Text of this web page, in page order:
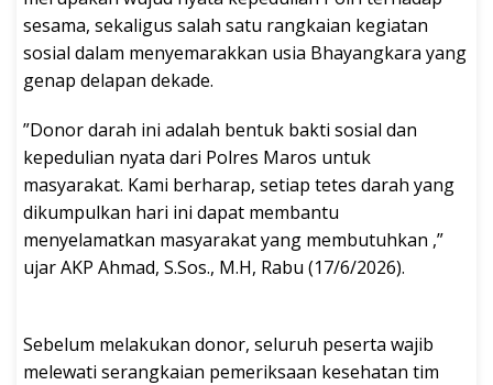
sesama, sekaligus salah satu rangkaian kegiatan
sosial dalam menyemarakkan usia Bhayangkara yang
genap delapan dekade.
​”Donor darah ini adalah bentuk bakti sosial dan
kepedulian nyata dari Polres Maros untuk
masyarakat. Kami berharap, setiap tetes darah yang
dikumpulkan hari ini dapat membantu
menyelamatkan masyarakat yang membutuhkan ,”
ujar AKP Ahmad, S.Sos., M.H, Rabu (17/6/2026).
​Sebelum melakukan donor, seluruh peserta wajib
melewati serangkaian pemeriksaan kesehatan tim